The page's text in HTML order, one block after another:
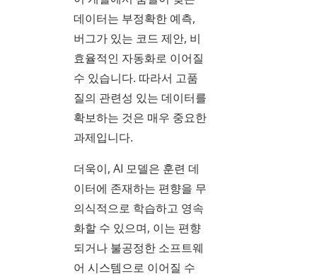
데이터는 부정확한 예측,
버그가 있는 코드 제안, 비
효율적인 자동화로 이어질
수 있습니다. 따라서 고품
질의 관련성 있는 데이터를
확보하는 것은 매우 중요한
과제입니다.
더욱이, AI 모델은 훈련 데
이터에 존재하는 편향을 무
의식적으로 학습하고 영속
화할 수 있으며, 이는 편향
되거나 불공정한 소프트웨
어 시스템으로 이어질 수